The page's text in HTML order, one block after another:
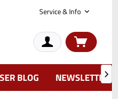
Service & Info
BLOG NEWSLETTER
